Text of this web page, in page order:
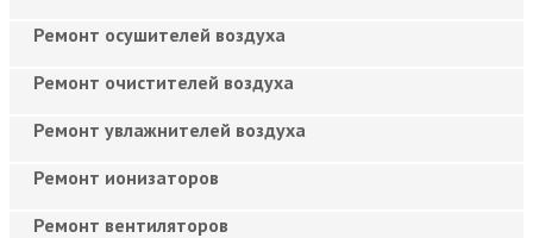
Ремонт осушителей воздуха
Ремонт очистителей воздуха
Ремонт увлажнителей воздуха
Ремонт ионизаторов
Ремонт вентиляторов